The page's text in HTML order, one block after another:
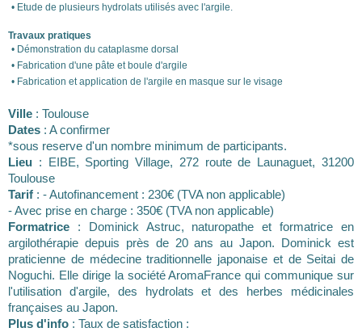
Etude de plusieurs hydrolats utilisés avec l'argile.
Travaux pratiques
Démonstration du cataplasme dorsal
Fabrication d'une pâte et boule d'argile
Fabrication et application de l'argile en masque sur le visage
Ville : Toulouse
Dates : A confirmer
*sous reserve d'un nombre minimum de participants.
Lieu : EIBE, Sporting Village, 272 route de Launaguet, 31200
Toulouse
Tarif : - Autofinancement : 230€ (TVA non applicable)
- Avec prise en charge : 350€ (TVA non applicable)
Formatrice : Dominick Astruc, naturopathe et formatrice en
argilothérapie depuis près de 20 ans au Japon. Dominick est
praticienne de médecine traditionnelle japonaise et de Seitai de
Noguchi. Elle dirige la société AromaFrance qui communique sur
l'utilisation d'argile, des hydrolats et des herbes médicinales
françaises au Japon.
Plus d'info : Taux de satisfaction :